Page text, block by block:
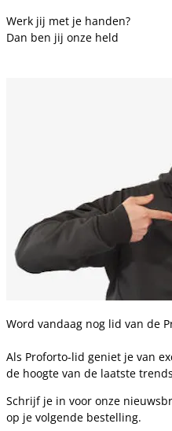
Werk jij met je handen?
Dan ben jij onze held
Word vandaag nog lid van de
Als Proforto-lid geniet je van
de hoogte van de laatste
Schrijf je in voor onze
op je volgende bestelling.